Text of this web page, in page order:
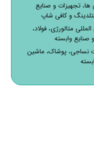
ها، تجهیزات و صنایع
و کافی شاپ
متالورژی، فولاد،
صنایع وابسته
پوشاک، ماشین